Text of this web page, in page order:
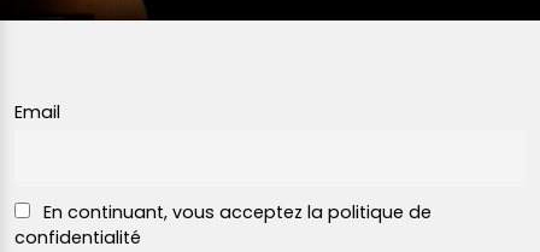
Email
En continuant, vous acceptez la politique de
confidentialité